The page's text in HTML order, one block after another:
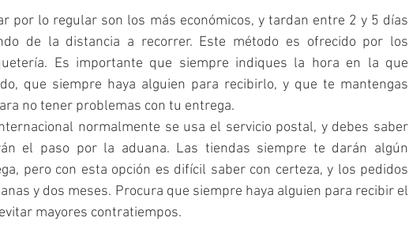
por lo regular son los más económicos, y tardan entre 2 y 5 días
de la distancia a recorrer. Este método es ofrecido por los
Es importante que siempre indiques la hora en la que
que siempre haya alguien para recibirlo, y que te mantengas
no tener problemas con tu entrega.
normalmente se usa el servicio postal, y debes saber
el paso por la aduana. Las tiendas siempre te darán algún
pero con esta opción es difícil saber con certeza, y los pedidos
y dos meses. Procura que siempre haya alguien para recibir el
mayores contratiempos.